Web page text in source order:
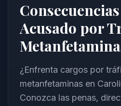
Acusado por
¿Enfrenta cargos por
metanfetaminas en
Conozca las penas,